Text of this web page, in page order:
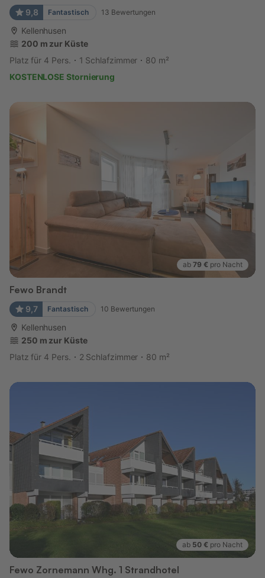
9,8 Fantastisch 13 Bewertungen
Kellenhusen
200 m zur Küste
Platz für 4 Pers.
1 Schlafzimmer
80 m²
KOSTENLOSE Stornierung
ab 79 € pro Nacht
Fewo Brandt
9,7 Fantastisch 10 Bewertungen
Kellenhusen
250 m zur Küste
Platz für 4 Pers.
2 Schlafzimmer 80 m²
ab 50 € pro Nacht
Fewo Zornemann Whg. 1 Strandhotel